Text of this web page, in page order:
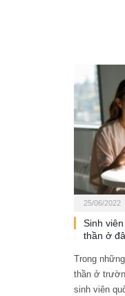
25/06/2022
Sinh
thần ở
Trong
thần ở
sinh viên